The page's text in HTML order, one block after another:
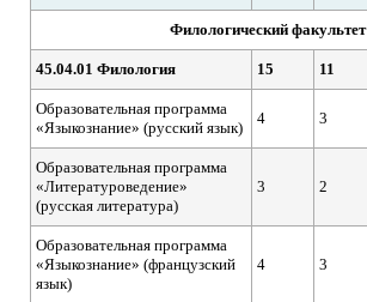
Филологический факультет
45.04.01 Филология 15 11
Образовательная программа
«Языкознание» (русский язык)
4 3
Образовательная программа
«Литературоведение»
(русская литература)
3 2
Образовательная программа
«Языкознание» (французский
язык)
4 3